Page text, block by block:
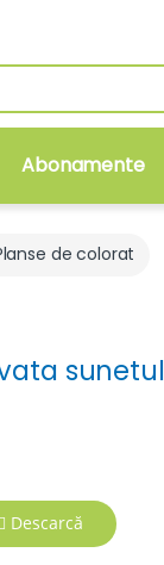
Abonamente
de colorat
Descarcă